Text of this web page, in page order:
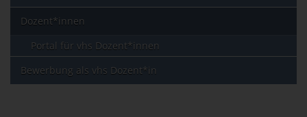
Dozent*innen
Portal für vhs Dozent*innen
Bewerbung als vhs Dozent*in